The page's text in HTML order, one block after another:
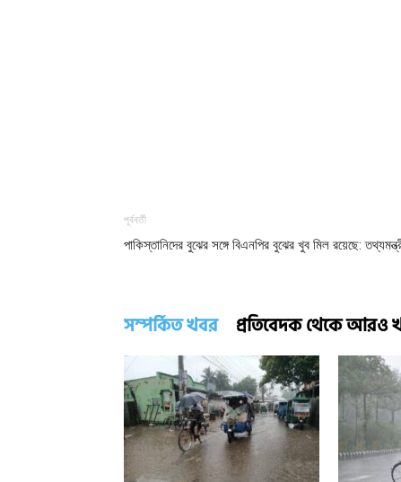
পূর্ববর্তী
পাকিস্তানিদের বুঝের সঙ্গে বিএনপির বুঝের খুব মিল রয়েছে:
সম্পর্কিত খবর প্রতিবেদক থেকে আরও